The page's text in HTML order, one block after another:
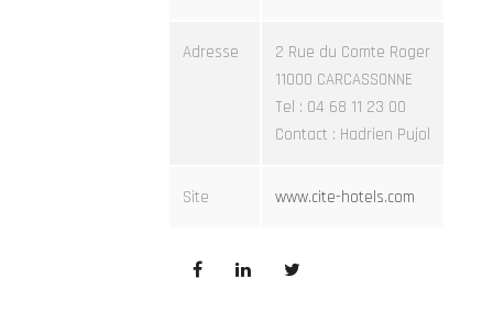
Adresse
2 Rue du Comte Roger
11000 CARCASSONNE
Tel : 04 68 11 23 00
Contact : Hadrien Pujol
Site www.cite-hotels.com